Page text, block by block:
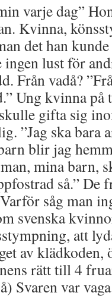
varje dag”
Kvinna,
det han
ingen lust för
Från vadå?
Ung kvinna
gifta sig
”Jag ska bara
blir jag
mina barn,
så.” De
såg man
svenska
att
av klädkoden,
rätt till 4
Svaren var